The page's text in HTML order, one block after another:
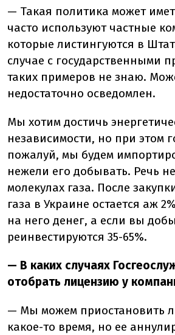
— Такая политика может
часто используют частные
которые листингуются в
случае с государственными
таких примеров не знаю.
недостаточно осведомлен.
Мы хотим достичь
независимости, но при этом
пожалуй, мы будем
нежели его добывать. Речь
молекулах газа. После
газа в Украине остается аж
на него денег, а если вы
реинвестируются 35-65%.
— В каких случаях
отобрать лицензию у
— Мы можем приостановить
какое-то время, но ее